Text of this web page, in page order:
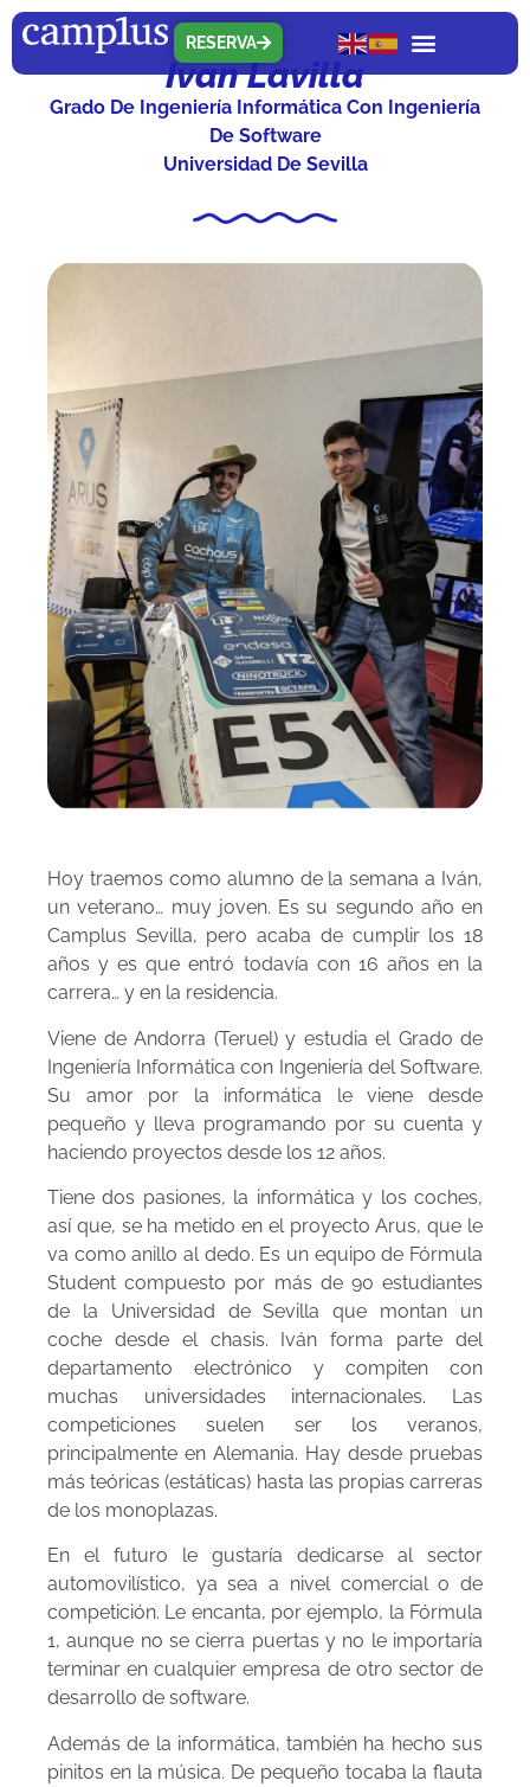
RESERVA
Ivan Lavilla
Grado De Ingeniería Informática Con Ingeniería
De Software
Universidad De Sevilla
Hoy traemos como alumno de la semana a Iván,
un veterano… muy joven. Es su segundo año en
Camplus Sevilla, pero acaba de cumplir los 18
años y es que entró todavía con 16 años en la
carrera… y en la residencia.
Viene de Andorra (Teruel) y estudia el Grado de
Ingeniería Informática con Ingeniería del Software.
Su amor por la informática le viene desde
pequeño y lleva programando por su cuenta y
haciendo proyectos desde los 12 años.
Tiene dos pasiones, la informática y los coches,
así que, se ha metido en el proyecto Arus, que le
va como anillo al dedo. Es un equipo de Fórmula
Student compuesto por más de 90 estudiantes
de la Universidad de Sevilla que montan un
coche desde el chasis. Iván forma parte del
departamento electrónico y compiten con
muchas universidades internacionales. Las
competiciones suelen ser los veranos,
principalmente en Alemania. Hay desde pruebas
más teóricas (estáticas) hasta las propias carreras
de los monoplazas.
En el futuro le gustaría dedicarse al sector
automovilístico, ya sea a nivel comercial o de
competición. Le encanta, por ejemplo, la Fórmula
1, aunque no se cierra puertas y no le importaría
terminar en cualquier empresa de otro sector de
desarrollo de software.
Además de la informática, también ha hecho sus
pinitos en la música. De pequeño tocaba la flauta